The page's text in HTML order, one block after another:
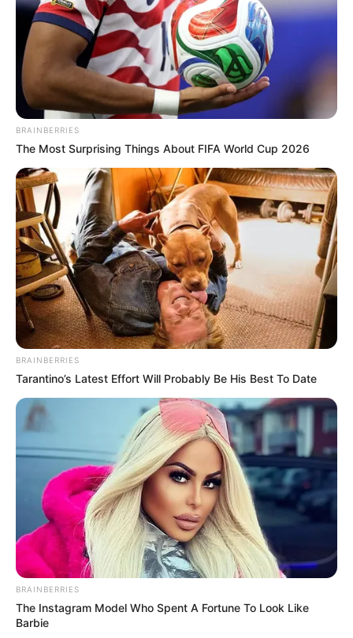
recinto”, el secretario manifestó que
debido al peso laboral que ha tenido
desde que regreso al cargo ha sido
fuerte, situación que aqueja su salud.
Lea También:"Me he sentido muy mal, encontré una
carga de trabajo muy fuerte que me ha debilitado":
Secretario de Participación Armando Córdoba
El funcionario rindió cuenta acerca de las 39 preguntas
que el concejal formulo el pasado 8 de junio.
Córdoba fue citado para este lunes a las 8:30 de la
mañana para seguir el proceso de votación de la moción
de censura,de la cual se tiene expectativa por lo que al
parecer puede ser la salida definitivamente del actual
secretario de participación.
COMPARTIR
ALERTA BOGOTÁ EN GOOGLE NEWS
TEMAS RELACIONADOS
MOCIÓN DE CENSURA
CONCEJO DE CARTAGENA
SAN CRISTÓBAL
MANTÉNGASE EN ALERTA
BRAINBERRIES
The Most Surprising Things About FIFA World Cup 2026
BRAINBERRIES
Tarantino’s Latest Effort Will Probably Be His Best To Date
BRAINBERRIES
The Instagram Model Who Spent A Fortune To Look Like
Barbie